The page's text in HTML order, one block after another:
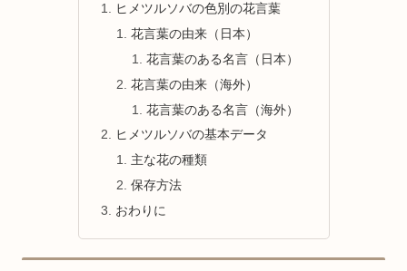
ヒメツルソバの色別の花言葉
花言葉の由来（日本）
花言葉のある名言（日本）
花言葉の由来（海外）
花言葉のある名言（海外）
ヒメツルソバの基本データ
主な花の種類
保存方法
おわりに